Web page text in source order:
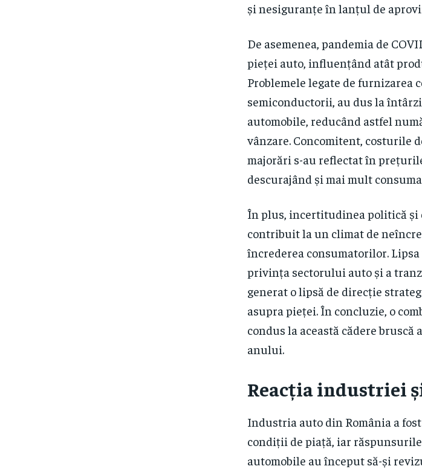
și nesiguranțe în lanțul de
De asemenea, pandemia de
pieței auto, influențând atât
Problemele legate de furnizarea
semiconductorii, au dus la
automobile, reducând astfel
vânzare. Concomitent, costurile
majorări s-au reflectat în
descurajând și mai mult
În plus, incertitudinea politică și
contribuit la un climat de
încrederea consumatorilor.
privința sectorului auto și a
generat o lipsă de direcție
asupra pieței. În concluzie, o
condus la această cădere
anului.
Reacția industriei
Industria auto din România a
condiții de piață, iar
automobile au început să-și